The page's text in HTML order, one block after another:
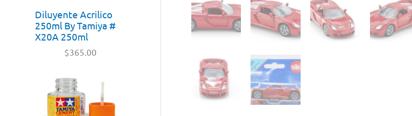
Diluyente Acrilico
250ml By Tamiya #
X20A 250ml
$365.00